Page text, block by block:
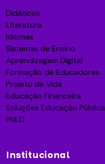
Didáticos
Literatura
Idiomas
Sistemas de Ensino
Aprendizagem Digital
Formação de Educadores
Projeto de Vida
Educação Financeira
Soluções Educação Pública
PNLD
Institucional